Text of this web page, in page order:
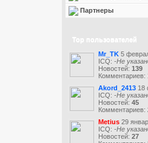
Партнеры
Top пользователей
Mr_TK 5
ICQ: -Не
Новостей: 139
Комментариев:
Akord_2413 18
ICQ: -Не
Новостей: 45
Комментариев:
Metius 29
ICQ: -Не
Новостей: 27